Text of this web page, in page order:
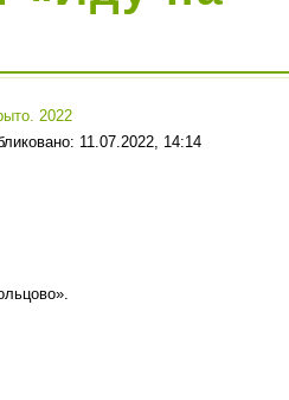
2022
11.07.2022, 14:14